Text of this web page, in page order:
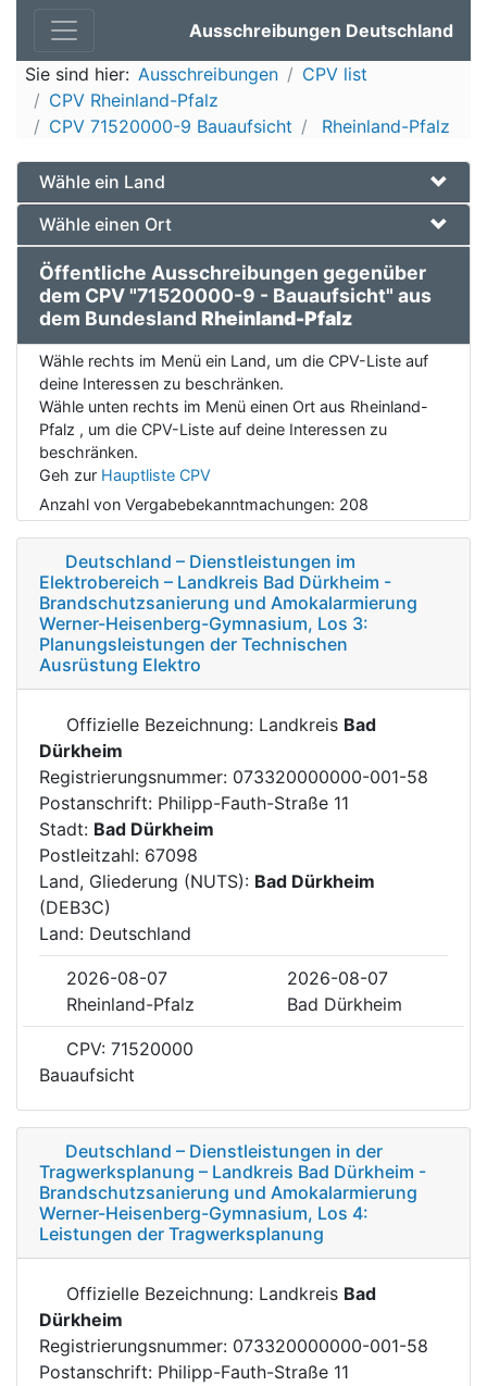
Ausschreibungen Deutschland
Sie sind hier: Ausschreibungen
CPV list
CPV Rheinland-Pfalz
CPV 71520000-9 Bauaufsicht
Rheinland-Pfalz
Wähle ein Land
Wähle einen Ort
Öffentliche Ausschreibungen gegenüber
dem CPV "71520000-9 - Bauaufsicht" aus
dem Bundesland Rheinland-Pfalz
Wähle rechts im Menü ein Land, um die CPV-Liste auf
deine Interessen zu beschränken.
Wähle unten rechts im Menü einen Ort aus Rheinland-
Pfalz , um die CPV-Liste auf deine Interessen zu
beschränken.
Geh zur Hauptliste CPV
Anzahl von Vergabebekanntmachungen: 208
Deutschland – Dienstleistungen im
Elektrobereich – Landkreis Bad Dürkheim -
Brandschutzsanierung und Amokalarmierung
Werner-Heisenberg-Gymnasium, Los 3:
Planungsleistungen der Technischen
Ausrüstung Elektro
Offizielle Bezeichnung: Landkreis Bad
Dürkheim
Registrierungsnummer: 073320000000-001-58
Postanschrift: Philipp-Fauth-Straße 11
Stadt: Bad Dürkheim
Postleitzahl: 67098
Land, Gliederung (NUTS): Bad Dürkheim
(DEB3C)
Land: Deutschland
2026-08-07
2026-08-07
Rheinland-Pfalz
Bad Dürkheim
CPV: 71520000
Bauaufsicht
Deutschland – Dienstleistungen in der
Tragwerksplanung – Landkreis Bad Dürkheim -
Brandschutzsanierung und Amokalarmierung
Werner-Heisenberg-Gymnasium, Los 4:
Leistungen der Tragwerksplanung
Offizielle Bezeichnung: Landkreis Bad
Dürkheim
Registrierungsnummer: 073320000000-001-58
Postanschrift: Philipp-Fauth-Straße 11